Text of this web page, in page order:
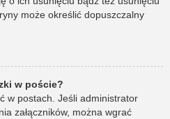
może określić dopuszczalny
w poście?
w postach. Jeśli administrator
załączników, można wgrać